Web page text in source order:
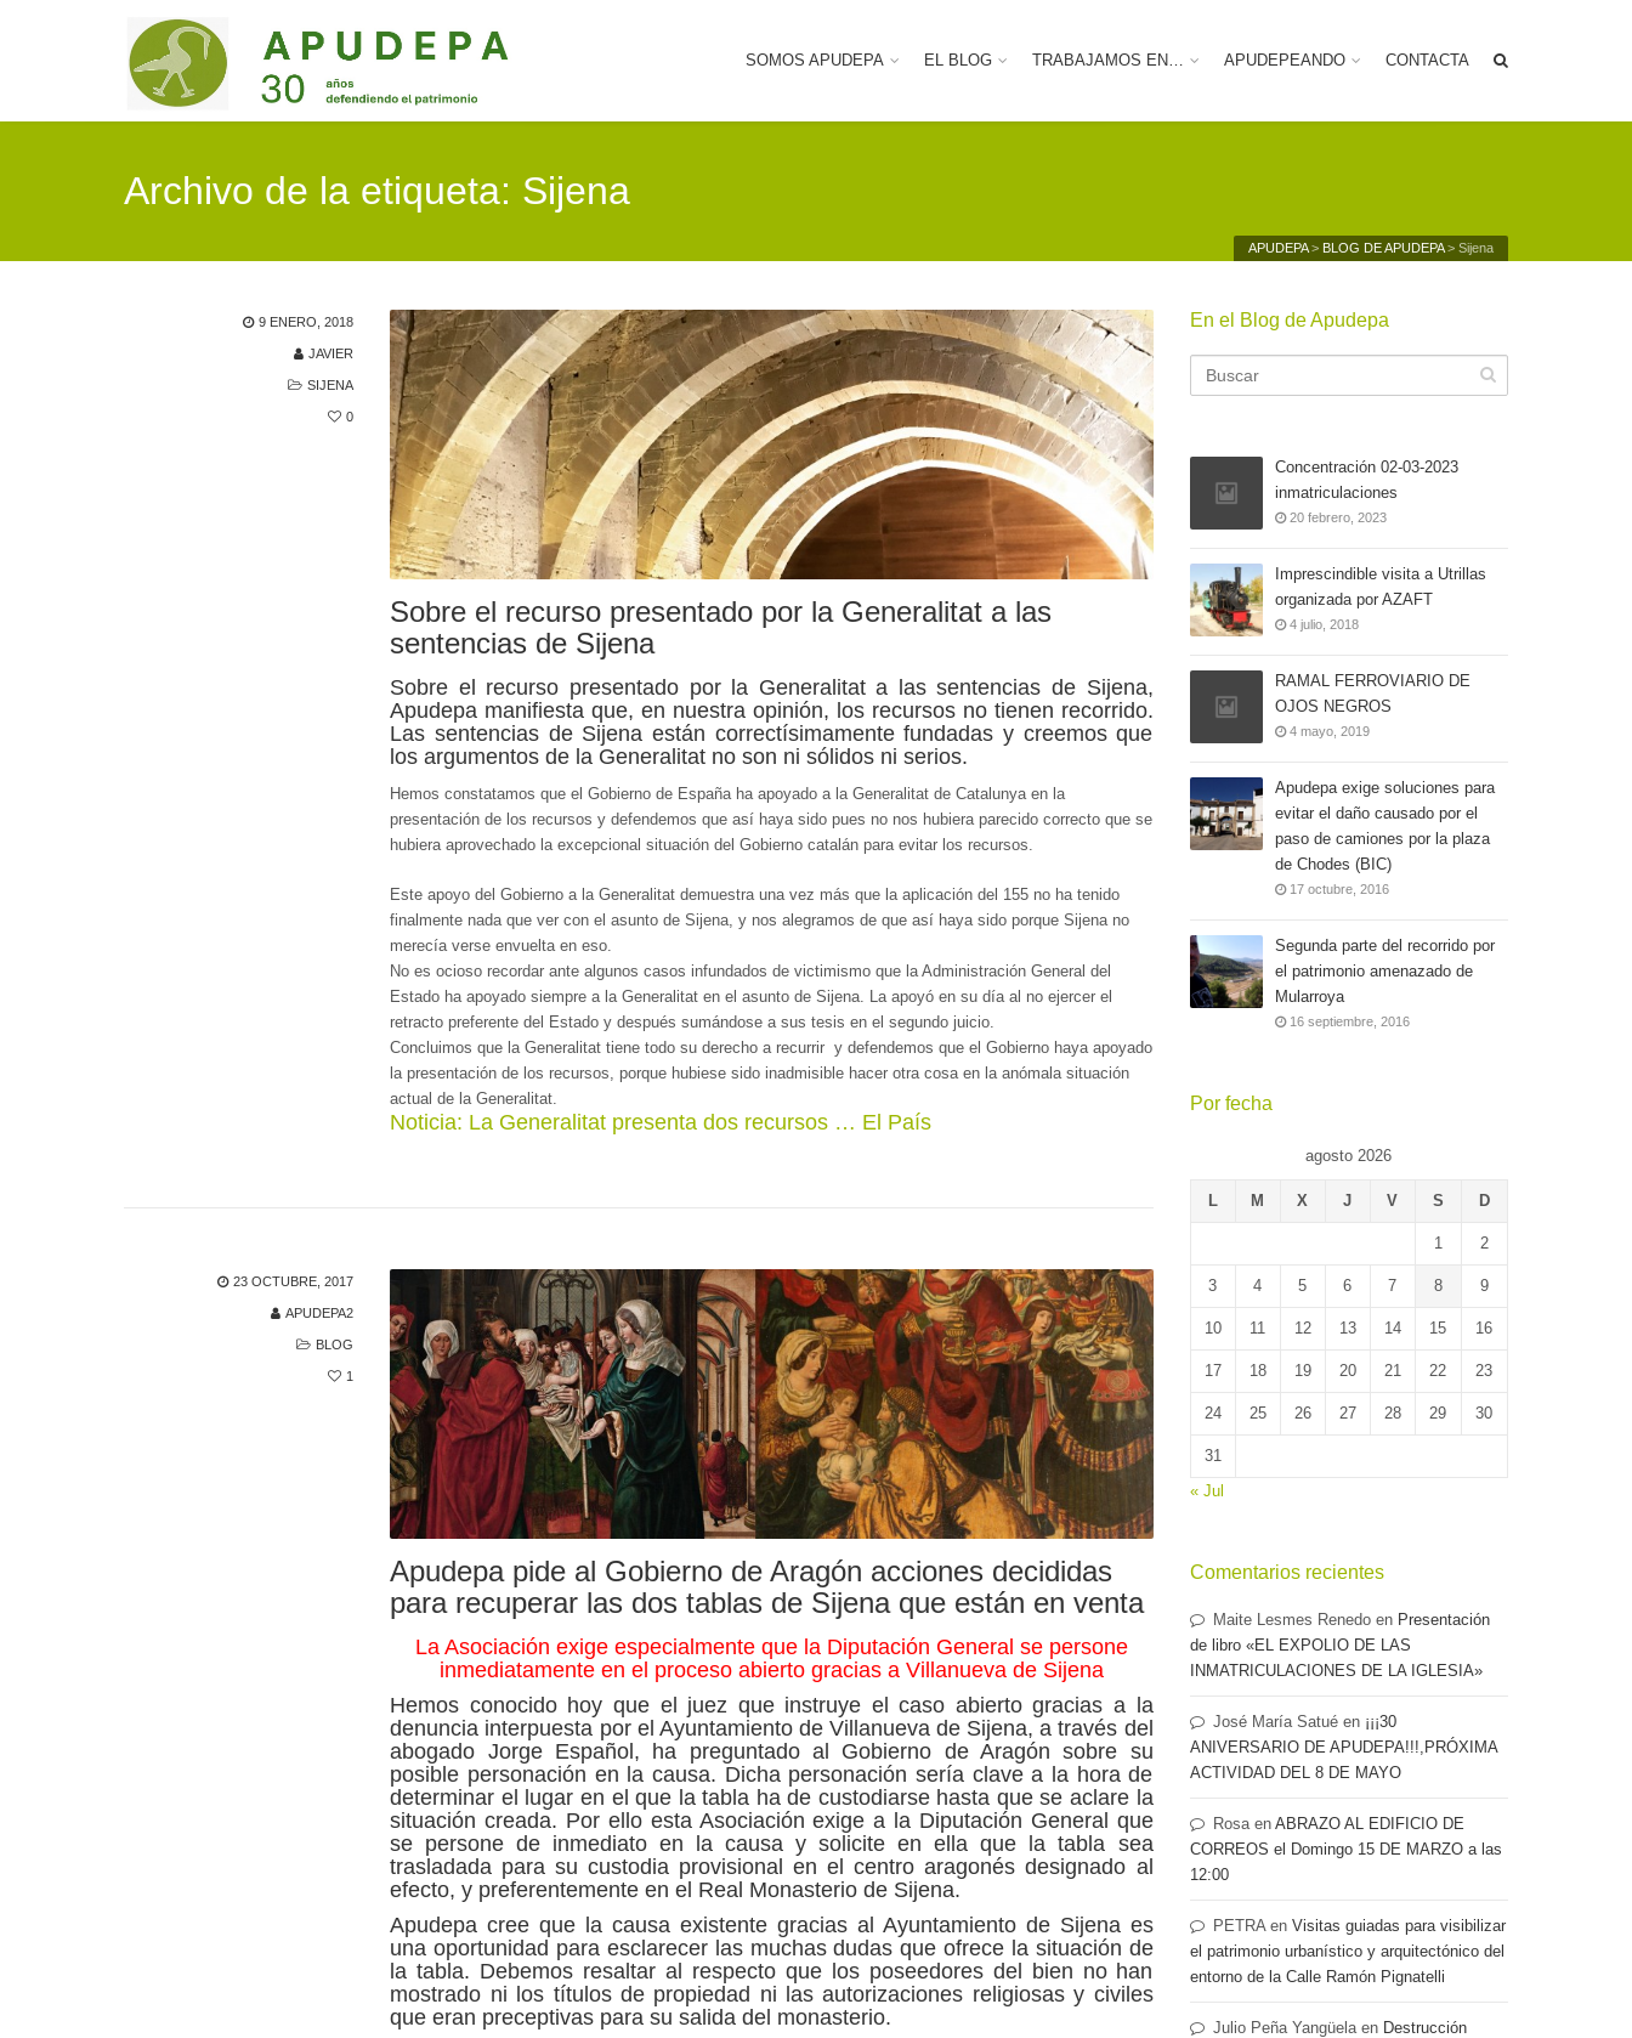
SOMOS APUDEPA EL BLOG TRABAJAMOS EN… APUDEPEANDO CONTACTA
Archivo de la etiqueta: Sijena
APUDEPA> BLOG DE APUDEPA> Sijena
9 ENERO, 2018
JAVIER
SIJENA
0
Sobre el recurso presentado por la Generalitat a las
sentencias de Sijena
Sobre el recurso presentado por la Generalitat a las sentencias de Sijena,
Apudepa manifiesta que, en nuestra opinión, los recursos no tienen recorrido.
Las sentencias de Sijena están correctísimamente fundadas y creemos que
los argumentos de la Generalitat no son ni sólidos ni serios.
Hemos constatamos que el Gobierno de España ha apoyado a la Generalitat de Catalunya en la
presentación de los recursos y defendemos que así haya sido pues no nos hubiera parecido correcto que se
hubiera aprovechado la excepcional situación del Gobierno catalán para evitar los recursos.
Este apoyo del Gobierno a la Generalitat demuestra una vez más que la aplicación del 155 no ha tenido
finalmente nada que ver con el asunto de Sijena, y nos alegramos de que así haya sido porque Sijena no
merecía verse envuelta en eso.
No es ocioso recordar ante algunos casos infundados de victimismo que la Administración General del
Estado ha apoyado siempre a la Generalitat en el asunto de Sijena. La apoyó en su día al no ejercer el
retracto preferente del Estado y después sumándose a sus tesis en el segundo juicio.
Concluimos que la Generalitat tiene todo su derecho a recurrir y defendemos que el Gobierno haya apoyado
la presentación de los recursos, porque hubiese sido inadmisible hacer otra cosa en la anómala situación
actual de la Generalitat.
Noticia: La Generalitat presenta dos recursos … El País
23 OCTUBRE, 2017
APUDEPA2
BLOG
1
Apudepa pide al Gobierno de Aragón acciones decididas
para recuperar las dos tablas de Sijena que están en venta
La Asociación exige especialmente que la Diputación General se persone
inmediatamente en el proceso abierto gracias a Villanueva de Sijena
Hemos conocido hoy que el juez que instruye el caso abierto gracias a la
denuncia interpuesta por el Ayuntamiento de Villanueva de Sijena, a través del
abogado Jorge Español, ha preguntado al Gobierno de Aragón sobre su
posible personación en la causa. Dicha personación sería clave a la hora de
determinar el lugar en el que la tabla ha de custodiarse hasta que se aclare la
situación creada. Por ello esta Asociación exige a la Diputación General que
se persone de inmediato en la causa y solicite en ella que la tabla sea
trasladada para su custodia provisional en el centro aragonés designado al
efecto, y preferentemente en el Real Monasterio de Sijena.
Apudepa cree que la causa existente gracias al Ayuntamiento de Sijena es
una oportunidad para esclarecer las muchas dudas que ofrece la situación de
la tabla. Debemos resaltar al respecto que los poseedores del bien no han
mostrado ni los títulos de propiedad ni las autorizaciones religiosas y civiles
que eran preceptivas para su salida del monasterio.
En el Blog de Apudepa
Concentración 02-03-2023
inmatriculaciones
20 febrero, 2023
Imprescindible visita a Utrillas
organizada por AZAFT
4 julio, 2018
RAMAL FERROVIARIO DE
OJOS NEGROS
4 mayo, 2019
Apudepa exige soluciones para
evitar el daño causado por el
paso de camiones por la plaza
de Chodes (BIC)
17 octubre, 2016
Segunda parte del recorrido por
el patrimonio amenazado de
Mularroya
16 septiembre, 2016
Por fecha
agosto 2026
L M X J V S D
1 2
3 4 5 6 7 8 9
10 11 12 13 14 15 16
17 18 19 20 21 22 23
24 25 26 27 28 29 30
31
« Jul
Comentarios recientes
Maite Lesmes Renedoen Presentación
de libro «EL EXPOLIO DE LAS
INMATRICULACIONES DE LA IGLESIA»
José María Satuéen ¡¡¡30
ANIVERSARIO DE APUDEPA!!!,PRÓXIMA
ACTIVIDAD DEL 8 DE MAYO
Rosaen ABRAZO AL EDIFICIO DE
CORREOS el Domingo 15 DE MARZO a las
12:00
PETRAen Visitas guiadas para visibilizar
el patrimonio urbanístico y arquitectónico del
entorno de la Calle Ramón Pignatelli
Julio Peña Yangüelaen Destrucción